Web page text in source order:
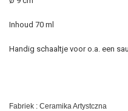
Inhoud 70 ml
Handig schaaltje voor o.a. een
Fabriek : Ceramika Artystczna